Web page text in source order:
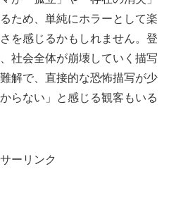
ため、単純にホラーとして楽
を感じるかもしれません。登
社会全体が崩壊していく描写
解で、直接的な恐怖描写が少
らない」と感じる観客もいる
ーリンク